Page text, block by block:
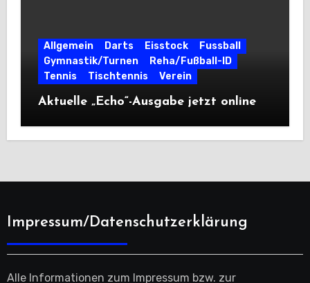
Allgemein Darts Eisstock
Fussball
Gymnastik/Turnen
Reha/Fußball-ID
Tennis
Tischtennis Verein
Aktuelle „Echo“-Ausgabe jetzt online
Impressum/Datenschutzerklärung
Alle Informationen zum Impressum bzw. zur